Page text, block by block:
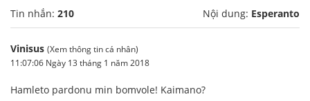
Tin nhắn: 210 Nội dung: Esperanto
Vinisus (Xem thông tin cá nhân)
11:07:06 Ngày 13 tháng 1 năm 2018
Hamleto pardonu min bomvole! Kaimano?